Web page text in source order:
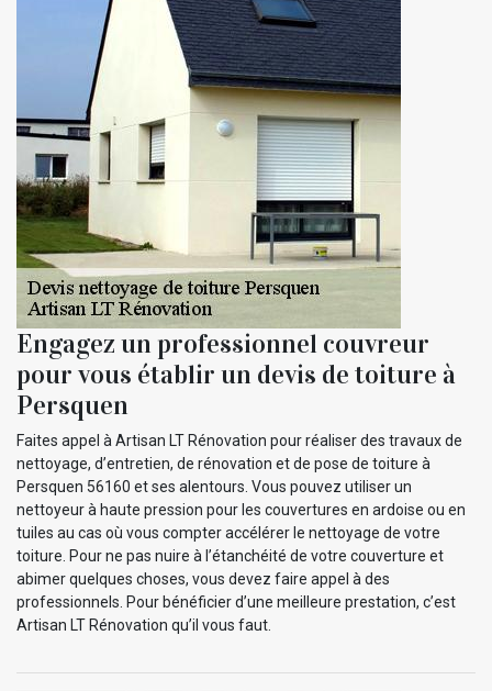
Engagez un professionnel couvreur
pour vous établir un devis de toiture à
Persquen
Faites appel à Artisan LT Rénovation pour réaliser des travaux de
nettoyage, d’entretien, de rénovation et de pose de toiture à
Persquen 56160 et ses alentours. Vous pouvez utiliser un
nettoyeur à haute pression pour les couvertures en ardoise ou en
tuiles au cas où vous compter accélérer le nettoyage de votre
toiture. Pour ne pas nuire à l’étanchéité de votre couverture et
abimer quelques choses, vous devez faire appel à des
professionnels. Pour bénéficier d’une meilleure prestation, c’est
Artisan LT Rénovation qu’il vous faut.